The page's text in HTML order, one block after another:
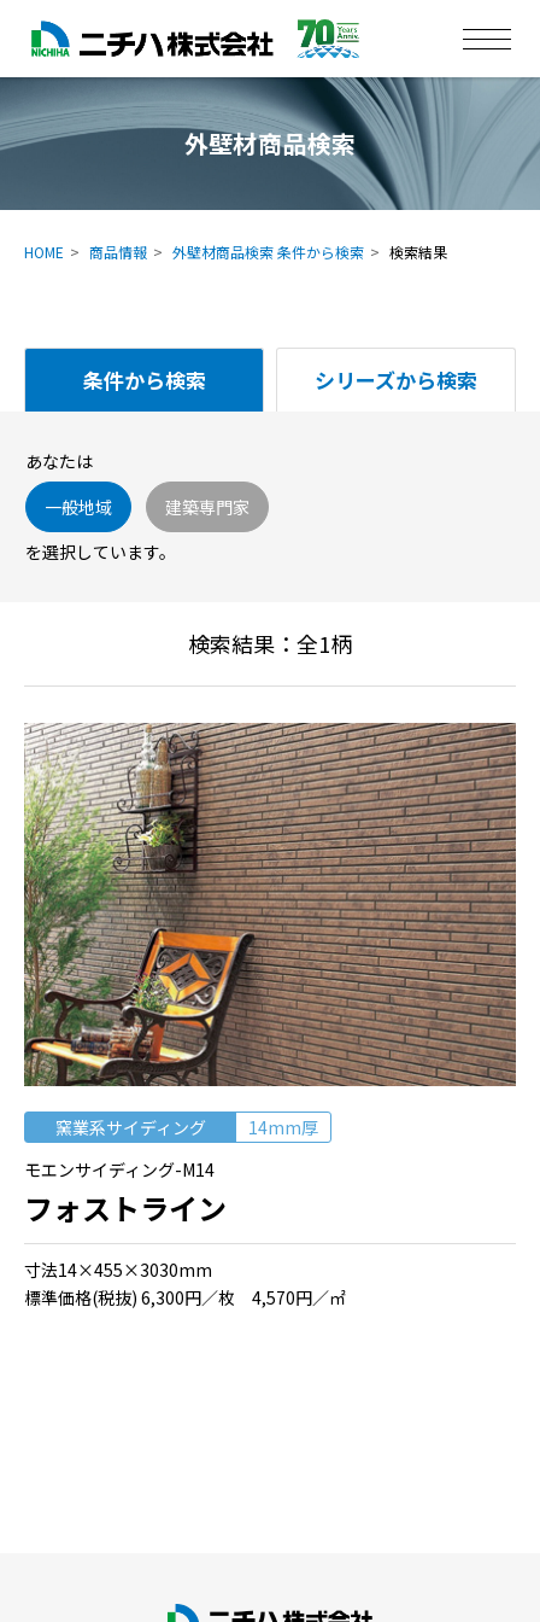
外壁材商品検索
HOME 商品情報 外壁材商品検索 条件から検索 検索結果
条件から検索 シリーズから検索
あなたは
一般地域
建築専門家
を選択しています。
検索結果：全1柄
窯業系サイディング
14mm厚
モエンサイディング-M14
フォストライン
⼨法14×455×3030mm
標準価格(税抜) 6,300円／枚 4,570円／㎡